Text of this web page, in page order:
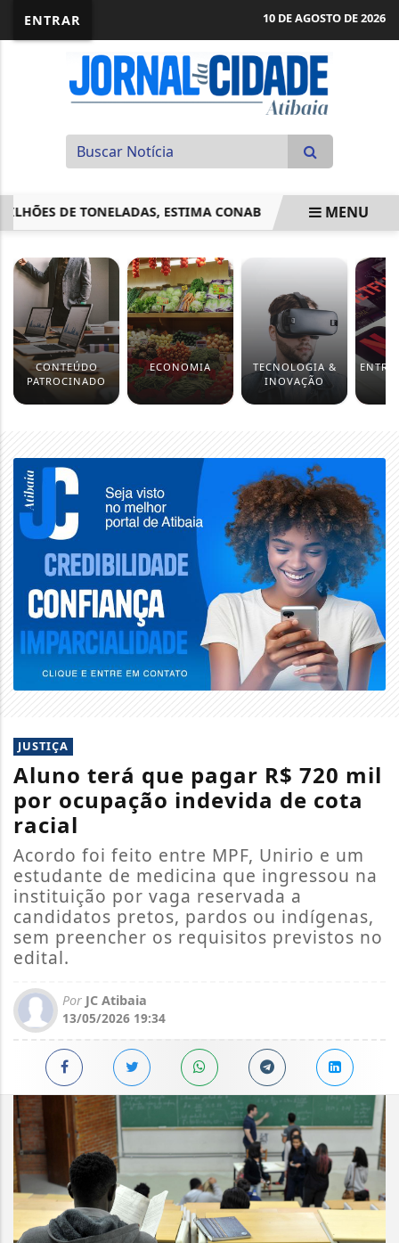
ENTRAR 10 DE AGOSTO DE 2026
DE TONELADAS, ESTIMA CONAB AUDIÊNCIA EM
MENU
CONTEÚDO
PATROCINADO
ECONOMIA
TECNOLOGIA &
INOVAÇÃO
JUSTIÇA
Aluno terá que pagar R$ 720 mil
por ocupação indevida de cota
racial
Acordo foi feito entre MPF, Unirio e um
estudante de medicina que ingressou na
instituição por vaga reservada a
candidatos pretos, pardos ou indígenas,
sem preencher os requisitos previstos no
edital.
Por JC Atibaia
13/05/2026 19:34